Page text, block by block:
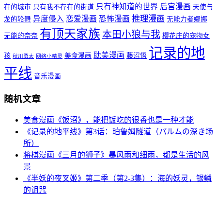
在的城市 只有我不存在的街道 只有神知道的世界 后宫漫画 天使与
龙的轮舞 异度侵入 恋爱漫画 恐怖漫画 推理漫画 无能力者娜娜
无能的奈奈 有顶天家族 本田小狼与我 樱花庄的宠物女
孩 秋川勇太 网络小精灵 美食漫画 耽美漫画 藤沼悟 记录的地
平线 音乐漫画
随机文章
美食漫画《饭沼》，能把饭吃的很香也是一种才能
《记录的地平线》第3话：珀鲁姆隧道（パルムの深き场
所）
将棋漫画《三月的狮子》暴风雨和细雨，都是生活的风
景
《半妖的夜叉姬》第二季（第2-3集）：海的妖灵，银鳞
的诅咒